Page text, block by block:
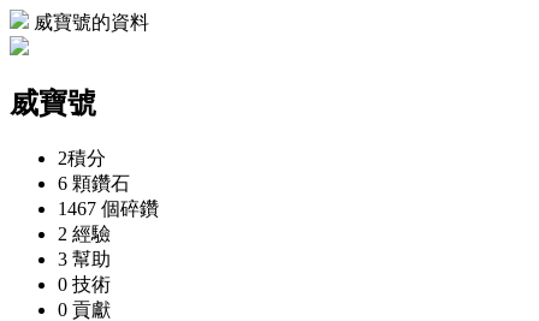
威寶號的資料
威寶號
2積分
6 顆鑽石
1467 個碎鑽
2 經驗
3 幫助
0 技術
0 貢獻